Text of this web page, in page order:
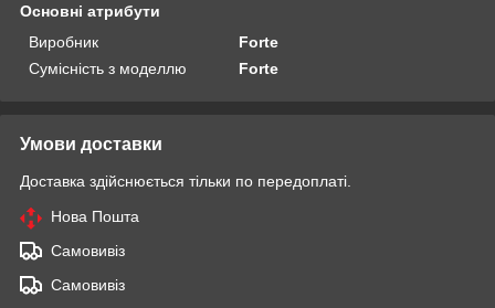
Основні атрибути
Виробник
Forte
Сумісність з моделлю
Forte
Умови доставки
Доставка здійснюється тільки по передоплаті.
Нова Пошта
Самовивіз
Самовивіз